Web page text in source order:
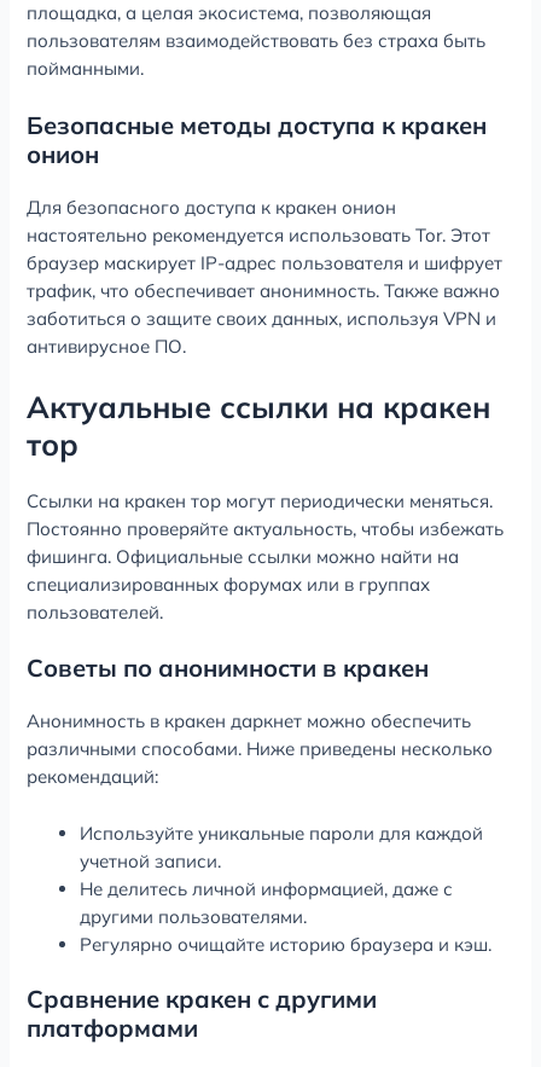
площадка, а целая экосистема, позволяющая
пользователям взаимодействовать без страха быть
пойманными.
Безопасные методы доступа к кракен
онион
Для безопасного доступа к кракен онион
настоятельно рекомендуется использовать Tor. Этот
браузер маскирует IP-адрес пользователя и шифрует
трафик, что обеспечивает анонимность. Также важно
заботиться о защите своих данных, используя VPN и
антивирусное ПО.
Актуальные ссылки на кракен
тор
Ссылки на кракен тор могут периодически меняться.
Постоянно проверяйте актуальность, чтобы избежать
фишинга. Официальные ссылки можно найти на
специализированных форумах или в группах
пользователей.
Советы по анонимности в кракен
Анонимность в кракен даркнет можно обеспечить
различными способами. Ниже приведены несколько
рекомендаций:
Используйте уникальные пароли для каждой
учетной записи.
Не делитесь личной информацией, даже с
другими пользователями.
Регулярно очищайте историю браузера и кэш.
Сравнение кракен с другими
платформами